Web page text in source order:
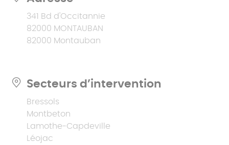
341 Bd d'Occitannie
82000 MONTAUBAN
82000 Montauban
Secteurs d’intervention
Bressols
Montbeton
Lamothe-Capdeville
Léojac